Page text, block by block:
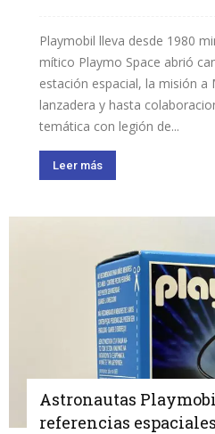
Playmobil lleva desde 1980
mítico Playmo Space abrió
estación espacial, la misión
lanzadera y hasta
temática con legión de...
Leer más
Astronautas
referencias espaciales